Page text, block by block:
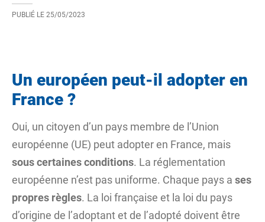
PUBLIÉ LE 25/05/2023
Un européen peut-il adopter en
France ?
Oui, un citoyen d’un pays membre de l’Union
européenne (UE) peut adopter en France, mais
sous certaines conditions. La réglementation
européenne n’est pas uniforme. Chaque pays a ses
propres règles. La loi française et la loi du pays
d’origine de l’adoptant et de l’adopté doivent être